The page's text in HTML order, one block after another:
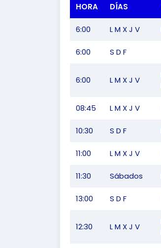
HORA DÍAS
6:00 L M X J V
6:00 S D F
6:00 L M X J V
08:45 L M X J V
10:30 S D F
11:00 L M X J V
11:30 Sábados
13:00 S D F
12:30 L M X J V